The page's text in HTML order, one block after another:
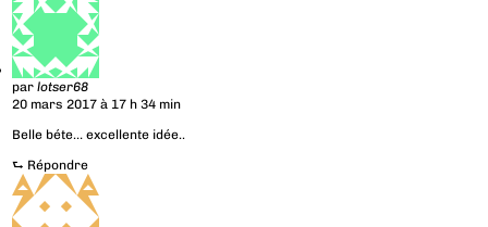
parlotser68
20 mars 2017 à 17 h 34 min
Belle béte… excellente idée..
⮑ Répondre